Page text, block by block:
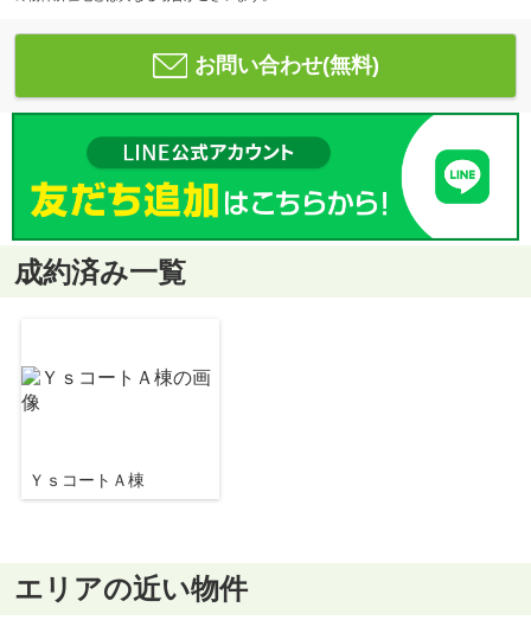
お問い合わせ(無料)
成約済み一覧
ＹｓコートＡ棟
エリアの近い物件